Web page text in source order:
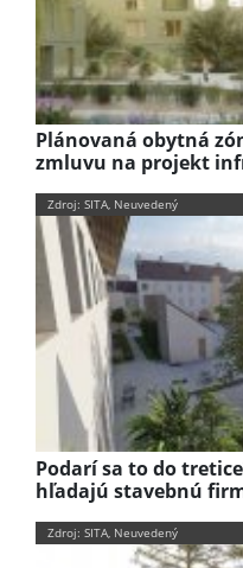
Plánovaná obytná
zmluvu na projekt
Zdroj: SITA, Neuvedený
Podarí sa to do
hľadajú stavebnú
Zdroj: SITA, Neuvedený